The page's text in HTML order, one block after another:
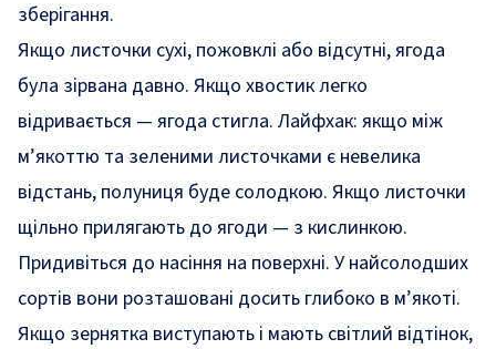
зберігання.
Якщо листочки сухі, пожовклі або відсутні, ягода
була зірвана давно. Якщо хвостик легко
відривається — ягода стигла. Лайфхак: якщо між
м’якоттю та зеленими листочками є невелика
відстань, полуниця буде солодкою. Якщо листочки
щільно прилягають до ягоди — з кислинкою.
Придивіться до насіння на поверхні. У найсолодших
сортів вони розташовані досить глибоко в м’якоті.
Якщо зернятка виступають і мають світлий відтінок,